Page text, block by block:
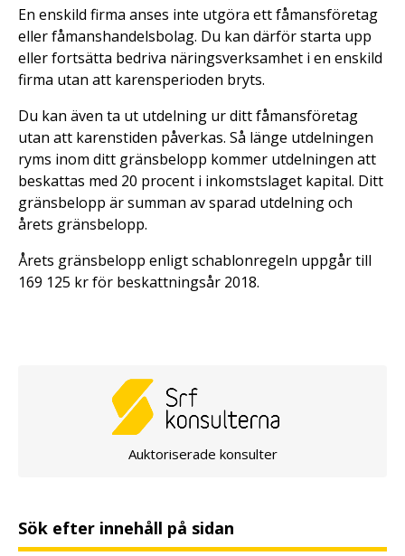
En enskild firma anses inte utgöra ett fåmansföretag
eller fåmanshandelsbolag. Du kan därför starta upp
eller fortsätta bedriva näringsverksamhet i en enskild
firma utan att karensperioden bryts.
Du kan även ta ut utdelning ur ditt fåmansföretag
utan att karenstiden påverkas. Så länge utdelningen
ryms inom ditt gränsbelopp kommer utdelningen att
beskattas med 20 procent i inkomstslaget kapital. Ditt
gränsbelopp är summan av sparad utdelning och
årets gränsbelopp.
Årets gränsbelopp enligt schablonregeln uppgår till
169 125 kr för beskattningsår 2018.
Auktoriserade konsulter
Sök efter innehåll på sidan